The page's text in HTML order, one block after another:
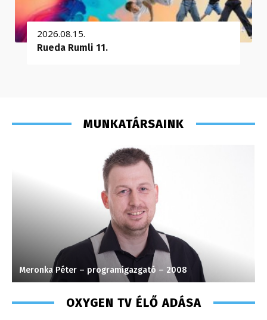
2026.08.15.
Rueda Rumli 11.
MUNKATÁRSAINK
Meronka Péter – programigazgató – 2008
OXYGEN TV ÉLŐ ADÁSA